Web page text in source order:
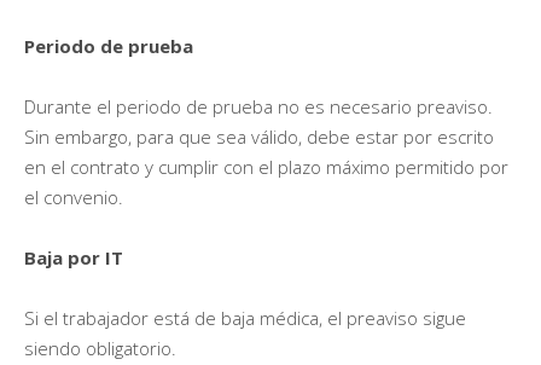
Periodo de prueba
Durante el periodo de prueba no es necesario preaviso.
Sin embargo, para que sea válido, debe estar por escrito
en el contrato y cumplir con el plazo máximo permitido por
el convenio.
Baja por IT
Si el trabajador está de baja médica, el preaviso sigue
siendo obligatorio.